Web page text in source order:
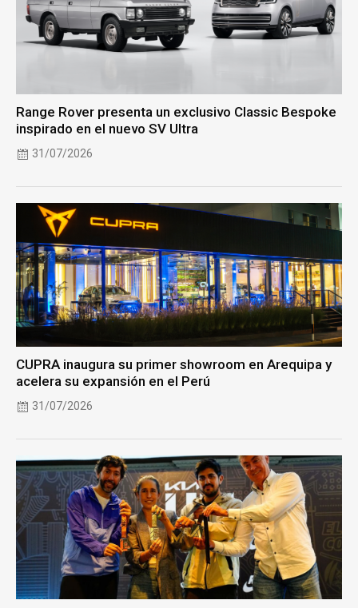
Range Rover presenta un exclusivo Classic Bespoke
inspirado en el nuevo SV Ultra
31/07/2026
CUPRA inaugura su primer showroom en Arequipa y
acelera su expansión en el Perú
31/07/2026